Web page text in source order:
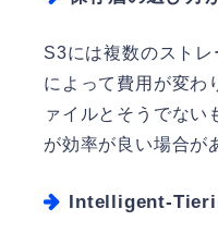
S3には複数のスト
によって費用が変わ
ァイルとそうでない
が効率が良い場合が
Intelligent-